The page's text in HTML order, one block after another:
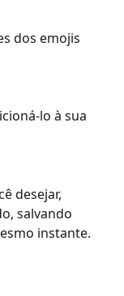
dos emojis
lo à sua
desejar,
salvando
instante.